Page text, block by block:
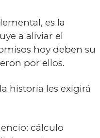
es la
a aliviar el
hoy deben su
por ellos.
historia les exigirá
cálculo